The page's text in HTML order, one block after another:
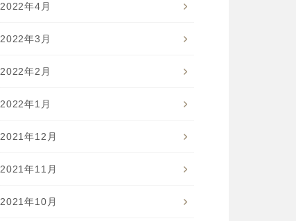
2022年4月
2022年3月
2022年2月
2022年1月
2021年12月
2021年11月
2021年10月